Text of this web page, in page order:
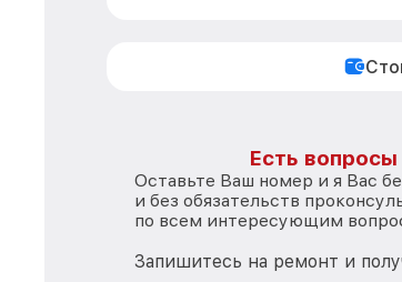
Есть
Оставьте Ваш номер и я Вас
и без обязательств
по всем интересующим
Запишитесь на ремонт и